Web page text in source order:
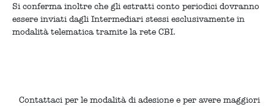
Si conferma inoltre che gli estratti conto periodici dovranno
essere inviati dagli Intermediari stessi esclusivamente in
modalità telematica tramite la rete CBI.
Contattaci per le modalità di adesione e per avere maggiori